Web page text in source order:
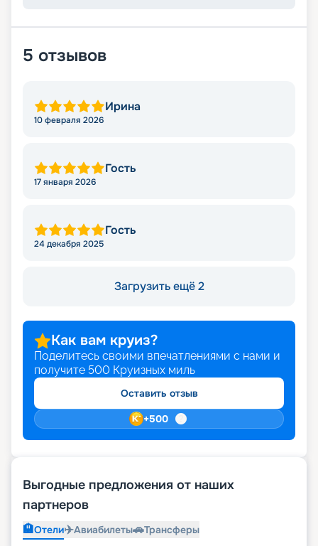
5 отзывов
Ирина
10 февраля 2026
Гость
17 января 2026
Гость
24 декабря 2025
Загрузить ещё 2
Как вам круиз?
Поделитесь своими впечатлениями с нами и
получите 500 Круизных миль
Оставить отзыв
+500
Выгодные предложения от наших
партнеров
🏨Отели✈️Авиабилеты🚗Трансферы